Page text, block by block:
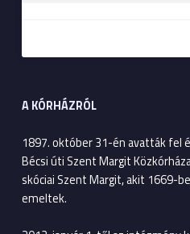
A KÓRHÁZRÓL
1897. október 31-én avatták fel
Bécsi úti Szent Margit
skóciai Szent Margit, akit 1669-
emeltek.